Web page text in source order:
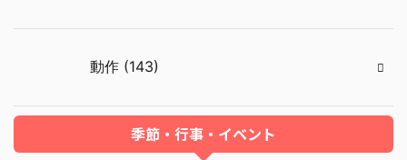
動作 (143)
季節・行事・イベント